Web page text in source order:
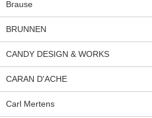
Brause
BRUNNEN
CANDY DESIGN & WORKS
CARAN D'ACHE
Carl Mertens